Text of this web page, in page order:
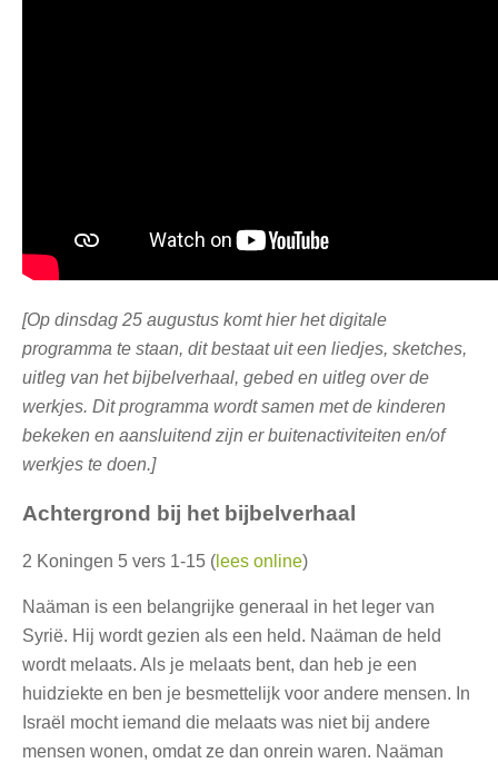
[Op dinsdag 25 augustus komt hier het digitale
programma te staan, dit bestaat uit een liedjes, sketches,
uitleg van het bijbelverhaal, gebed en uitleg over de
werkjes. Dit programma wordt samen met de kinderen
bekeken en aansluitend zijn er buitenactiviteiten en/of
werkjes te doen.]
Achtergrond bij het bijbelverhaal
2 Koningen 5 vers 1-15 ( lees online)
Naäman is een belangrijke generaal in het leger van
Syrië. Hij wordt gezien als een held. Naäman de held
wordt melaats. Als je melaats bent, dan heb je een
huidziekte en ben je besmettelijk voor andere mensen. In
Israël mocht iemand die melaats was niet bij andere
mensen wonen, omdat ze dan onrein waren. Naäman